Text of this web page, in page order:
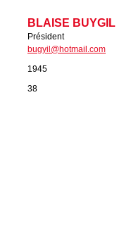
BLAISE BUYGIL
Président
bugyil@hotmail.com
1945
38